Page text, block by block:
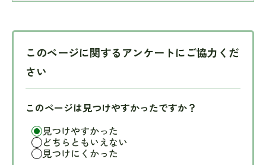
このページに関するアンケートにご協力くだ
さい
このページは見つけやすかったですか？
見つけやすかった
どちらともいえない
見つけにくかった